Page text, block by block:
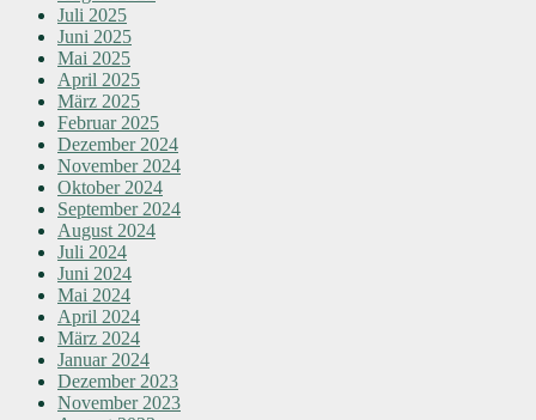
Juli 2025
Juni 2025
Mai 2025
April 2025
März 2025
Februar 2025
Dezember 2024
November 2024
Oktober 2024
September 2024
August 2024
Juli 2024
Juni 2024
Mai 2024
April 2024
März 2024
Januar 2024
Dezember 2023
November 2023